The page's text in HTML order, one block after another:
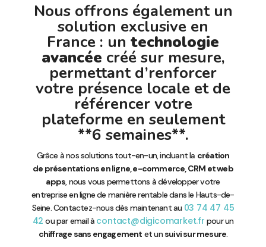
Nous offrons également un
solution exclusive en
France : un technologie
avancée créé sur mesure,
permettant d’renforcer
votre présence locale et de
référencer votre
plateforme en seulement
**6 semaines**.
Grâce à nos solutions tout-en-un, incluant la création
de présentations en ligne, e-commerce, CRM et web
apps, nous vous permettons à développer votre
entreprise en ligne de manière rentable dans le Hauts-de-
Seine. Contactez-nous dès maintenant au 03 74 47 45
42 ou par email à contact@digicomarket.fr pour un
chiffrage sans engagement et unsuivi sur mesure.